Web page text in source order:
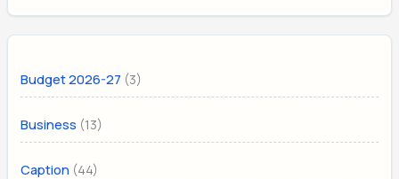
Budget 2026-27 (3)
Business (13)
Caption (44)